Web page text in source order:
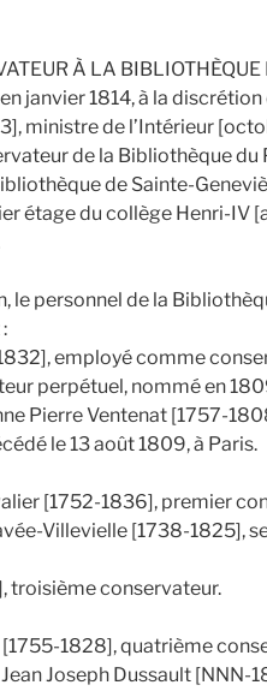
À LA BIBLIOTHÈQUE
janvier 1814, à la discrétion
ministre de l’Intérieur
de la Bibliothèque du
de Sainte-
étage du collège Henri-IV
le personnel de la
employé comme
perpétuel, nommé en
Pierre Ventenat [1757-
le 13 août 1809, à Paris.
[1752-1836], premier
Villevielle [1738-1825],
troisième conservateur.
[1755-1828], quatrième
Joseph Dussault [NNN-